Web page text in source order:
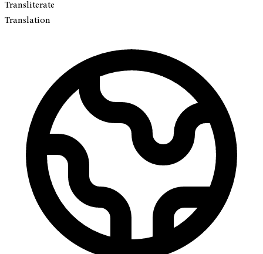
Transliterate
Translation